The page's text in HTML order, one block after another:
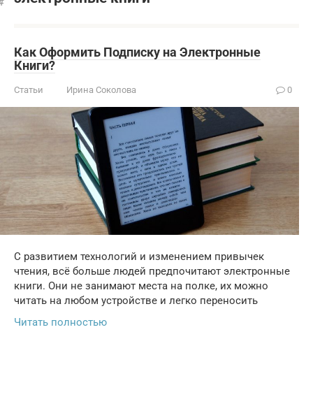
Как Оформить Подписку на Электронные
Книги?
Статьи Ирина Соколова 0
С развитием технологий и изменением привычек
чтения, всё больше людей предпочитают электронные
книги. Они не занимают места на полке, их можно
читать на любом устройстве и легко переносить
Читать полностью